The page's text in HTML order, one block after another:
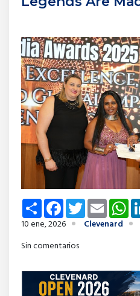
Share FacebookTwitterEmail
10 ene, 2026
Clevenard
Sin comentarios